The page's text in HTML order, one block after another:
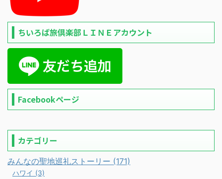
ちいろば旅倶楽部ＬＩＮＥアカウント
Facebookページ
カテゴリー
みんなの聖地巡礼ストーリー (171)
ハワイ (3)